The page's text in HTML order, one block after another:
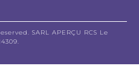
SARL APERÇU RCS Le